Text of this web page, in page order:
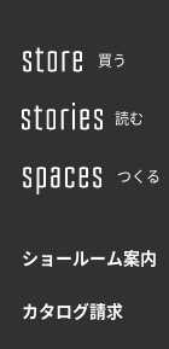
買う
読む
つくる
ショールーム案内
カタログ請求